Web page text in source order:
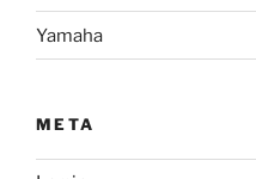
Yamaha
META